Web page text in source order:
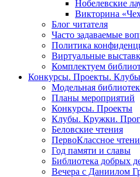
Нобелевские
Викторина
Блог читателя
Часто задаваемые
Политика
Виртуальные
Комплектуем
Конкурсы. Проекты. Клубы
Модельная
Планы мероприятий
Конкурсы. Проекты
Клубы. Кружки.
Беловские чтения
ПервоКлассное
Год памяти и славы
Библиотека добрых
Вечера с Даниилом